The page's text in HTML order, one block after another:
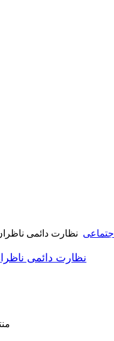
اجتماعی نظارت دائمی
نظارت دائمی